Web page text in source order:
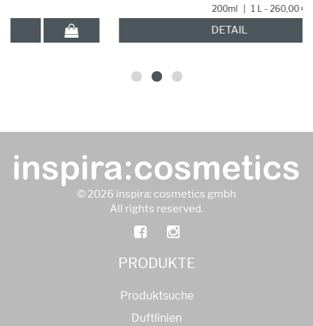
1 L - 260,00 €
© 2026 inspira: cosmetics gmbh
All rights reserved.
PRODUKTE
Produktsuche
Duftlinien